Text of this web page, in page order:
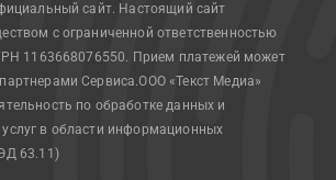
сайт. Настоящий сайт
с ограниченной ответственностью
1163668076550. Прием платежей может
Сервиса.ООО «Текст Медиа»
по обработке данных и
в области информационных
63.11)